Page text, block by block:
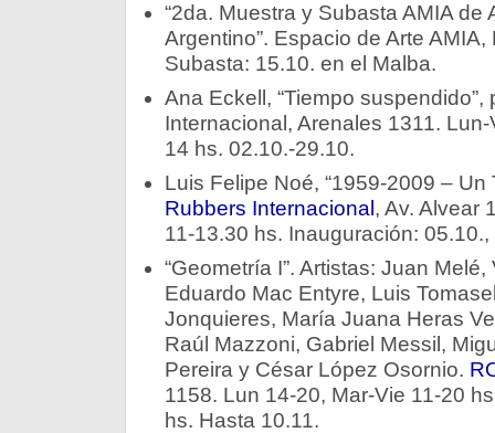
“2da. Muestra y Subasta AMIA de
Argentino”. Espacio de Arte
Subasta: 15.10. en el Malba.
Ana Eckell, “Tiempo suspendido”,
Internacional, Arenales 1311.
14 hs. 02.10.-29.10.
Luis Felipe Noé, “1959-2009 – Un
Rubbers Internacional , Av. Alvear
11-13.30 hs. Inauguración:
“Geometría I”. Artistas: Juan
Eduardo Mac Entyre, Luis
Jonquieres, María Juana Heras
Raúl Mazzoni, Gabriel Messil,
Pereira y César López Osornio.
1158. Lun 14-20, Mar-Vie 11-20
hs. Hasta 10.11.